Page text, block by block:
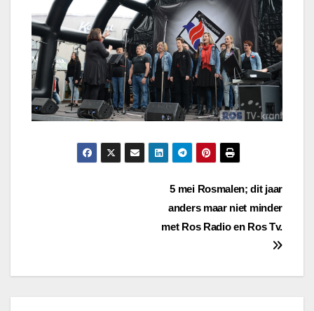
5 mei Rosmalen; dit jaar
anders maar niet minder
met Ros Radio en Ros Tv.